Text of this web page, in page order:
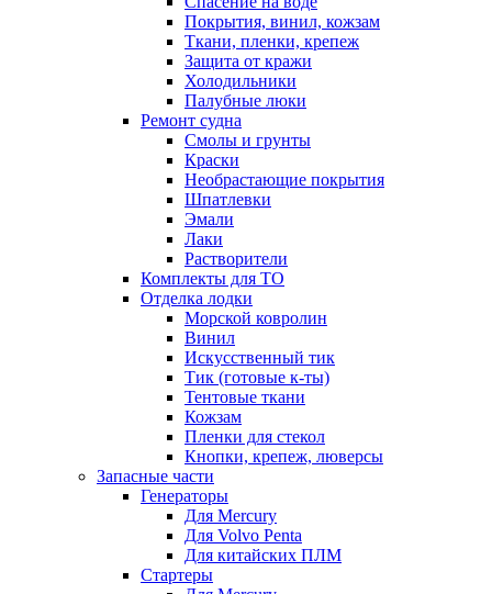
Покрытия, винил, кожзам
Ткани, пленки, крепеж
Защита от кражи
Холодильники
Палубные люки
Ремонт судна
Смолы и грунты
Краски
Необрастающие покрытия
Шпатлевки
Эмали
Лаки
Растворители
Комплекты для ТО
Отделка лодки
Морской ковролин
Винил
Искусственный тик
Тик (готовые к-ты)
Тентовые ткани
Кожзам
Пленки для стекол
Кнопки, крепеж, люверсы
Запасные части
Генераторы
Для Mercury
Для Volvo Penta
Для китайских ПЛМ
Стартеры